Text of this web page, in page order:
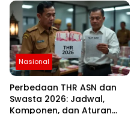
Nasional
Perbedaan THR ASN dan
Swasta 2026: Jadwal,
Komponen, dan Aturan